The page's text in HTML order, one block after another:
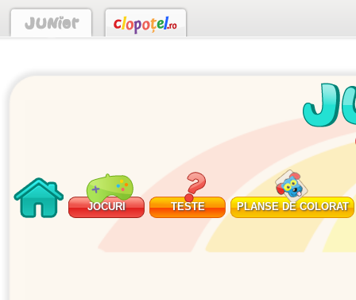
JOCURI TESTE PLANSE DE COLORAT